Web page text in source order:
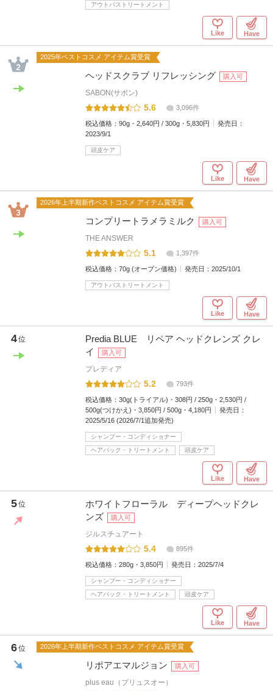
アウトバストリートメント
Like Have
2025年ベストコスメ アイテム賞受賞
ヘッドスクラブ リフレッシング 購入可
SABON(サボン)
5.6 3,096件
税込価格： 90g・2,640円 / 300g・5,830円
発売日：
2023/9/1
頭皮ケア
Like Have
2026年上半期新作ベストコスメ アイテム賞受賞
コンプリートラメラミルク 購入可
THE ANSWER
5.1 1,397件
税込価格： 70g (オープン価格) 発売日： 2025/10/1
アウトバストリートメント
Like Have
4位
Predia BLUE リペア ヘッドクレンズ クレ
イ
購入可
プレディア
5.2 793件
税込価格： 30g(トライアル)・308円 / 250g・2,530円 /
500g(つけかえ)・3,850円 / 500g・4,180円
発売日：
2025/5/16 (2026/7/1追加発売)
シャンプー・コンディショナー
ヘアパック・トリートメント
頭皮ケア
Like Have
5位
ホワイトフローラル ディープヘッドクレ
ンズ
購入可
ジルスチュアート
5.4 895件
税込価格： 280g・3,850円 発売日： 2025/7/4
シャンプー・コンディショナー
ヘアパック・トリートメント
頭皮ケア
Like Have
6位 2026年上半期新作ベストコスメ アイテム賞受賞
リポアエマルジョン 購入可
plus eau（プリュスオー）